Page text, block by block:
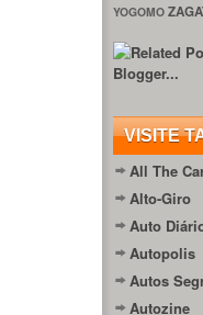
YOGOMO
VISITE
All The
Alto-Giro
Auto
Autopolis
Autos
Autozine